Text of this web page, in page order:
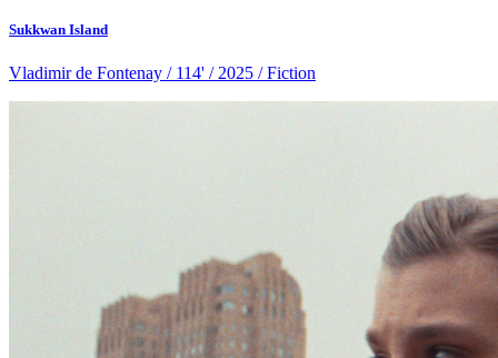
Sukkwan Island
Vladimir de Fontenay / 114' / 2025 / Fiction